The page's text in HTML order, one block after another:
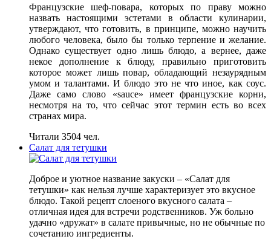
Французские шеф-повара, которых по праву можно
назвать настоящими эстетами в области кулинарии,
утверждают, что готовить, в принципе, можно научить
любого человека, было бы только терпение и желание.
Однако существует одно лишь блюдо, а вернее, даже
некое дополнение к блюду, правильно приготовить
которое может лишь повар, обладающий незаурядным
умом и талантами. И блюдо это не что иное, как соус.
Даже само слово «sauce» имеет французские корни,
несмотря на то, что сейчас этот термин есть во всех
странах мира.
Читали 3504 чел.
Салат для тетушки
Доброе и уютное название закуски – «Салат для
тетушки» как нельзя лучше характеризует это вкусное
блюдо. Такой рецепт слоеного вкусного салата –
отличная идея для встречи родственников. Уж больно
удачно «дружат» в салате привычные, но не обычные по
сочетанию ингредиенты.